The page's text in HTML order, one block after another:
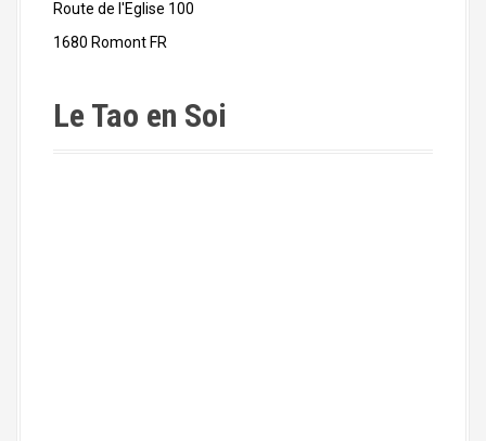
Route de l'Eglise 100
1680 Romont FR
Le Tao en Soi